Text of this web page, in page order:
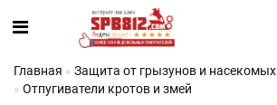
Главная
Защита от грызунов и насекомых
Отпугиватели кротов и змей